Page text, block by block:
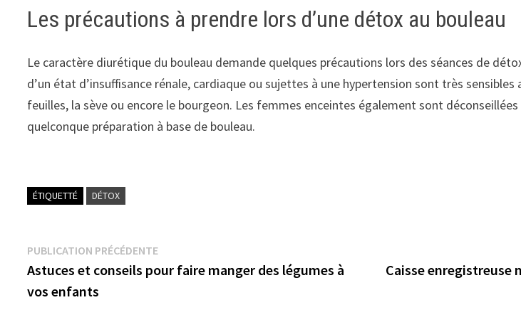
Les précautions à prendre lors d’une détox au bouleau
Le caractère diurétique du bouleau demande quelques précautions lors des séances de
d’un état d’insuffisance rénale, cardiaque ou sujettes à une hypertension sont très sensibles
feuilles, la sève ou encore le bourgeon. Les femmes enceintes également sont
quelconque préparation à base de bouleau.
ÉTIQUETTÉ DÉTOX
Navigation
de
PUBLICATION PRÉCÉDENTEPublication
précédente :
Astuces et conseils pour faire manger des légumes à
vos enfants
Caisse enregistreuse